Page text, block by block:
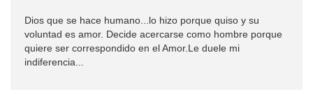
Dios que se hace humano...lo hizo porque quiso y su
voluntad es amor. Decide acercarse como hombre porque
quiere ser correspondido en el Amor.Le duele mi
indiferencia...